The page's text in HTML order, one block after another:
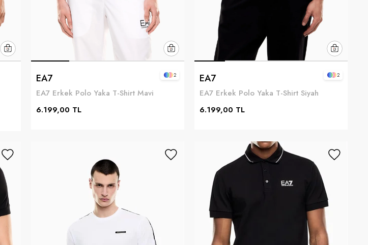
EA7
EA7 Erkek Polo Yaka T-Shirt Mavi
6.199,00 TL
2 EA7
EA7 Erkek Polo Yaka T-Shirt Siyah
6.199,00 TL
2